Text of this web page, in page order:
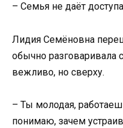
– Семья не даёт
Лидия Семёновна
обычно разговаривала
вежливо, но сверху.
– Ты молодая,
понимаю, зачем